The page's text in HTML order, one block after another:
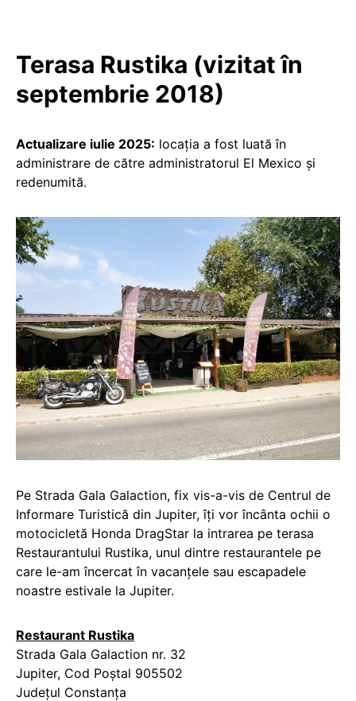
Terasa Rustika (vizitat în
septembrie 2018)
Actualizare iulie 2025: locația a fost luată în
administrare de către administratorul El Mexico și
redenumită.
Pe Strada Gala Galaction, fix vis-a-vis de Centrul de
Informare Turistică din Jupiter, îți vor încânta ochii o
motocicletă Honda DragStar la intrarea pe terasa
Restaurantului Rustika, unul dintre restaurantele pe
care le-am încercat în vacanțele sau escapadele
noastre estivale la Jupiter.
Restaurant Rustika
Strada Gala Galaction nr. 32
Jupiter, Cod Poștal 905502
Județul Constanța